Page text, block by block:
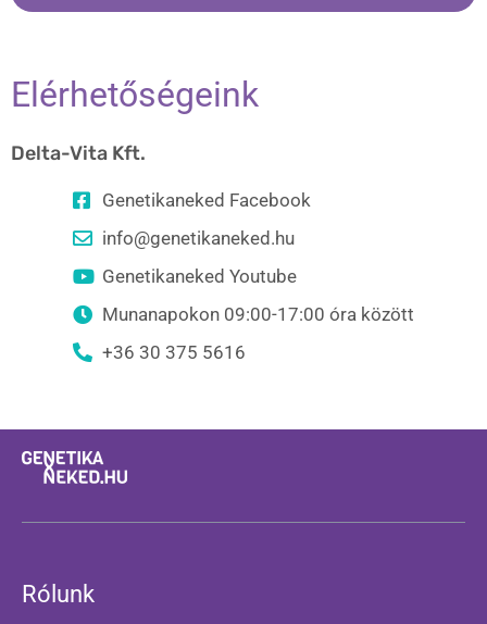
Elérhetőségeink
Delta-Vita Kft.
Genetikaneked Facebook
info@genetikaneked.hu
Genetikaneked Youtube
Munanapokon 09:00-17:00 óra között
+36 30 375 5616
Rólunk